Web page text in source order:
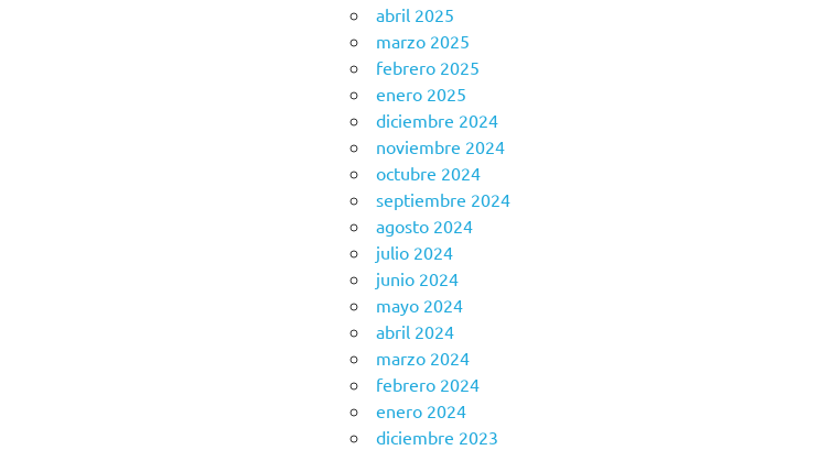
abril 2025
marzo 2025
febrero 2025
enero 2025
diciembre 2024
noviembre 2024
octubre 2024
septiembre 2024
agosto 2024
julio 2024
junio 2024
mayo 2024
abril 2024
marzo 2024
febrero 2024
enero 2024
diciembre 2023